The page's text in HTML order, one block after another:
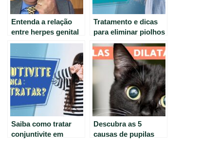
Entenda a relação
entre herpes genital
e labial –
Informações úteis.
Tratamento e dicas
para eliminar piolhos
e lêndeas de forma
eficiente
Saiba como tratar
conjuntivite em
Descubra as 5
causas de pupilas